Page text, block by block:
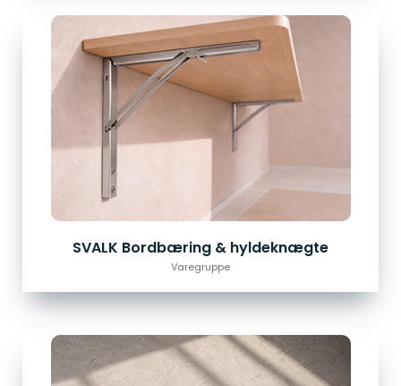
SVALK Bordbæring & hyldeknægte
Varegruppe